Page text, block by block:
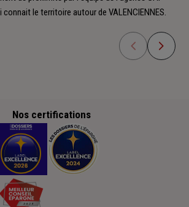
connait le territoire autour de VALENCIENNES.
Nos certifications